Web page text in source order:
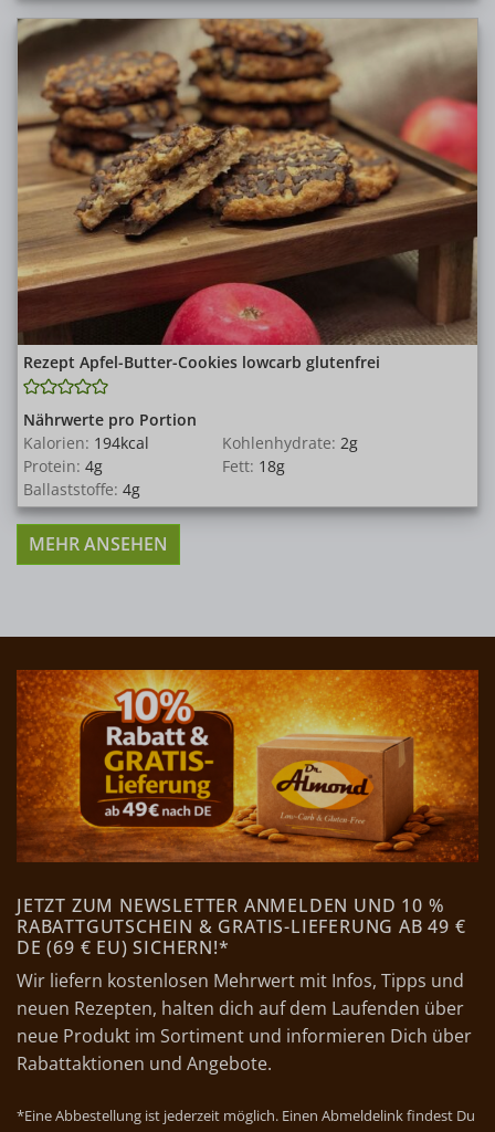
Rezept Apfel-Butter-Cookies lowcarb glutenfrei
Nährwerte pro Portion
Kalorien: 194kcal Kohlenhydrate: 2g
Protein: 4g Fett: 18g
Ballaststoffe: 4g
MEHR ANSEHEN
JETZT ZUM NEWSLETTER ANMELDEN UND 10 %
RABATTGUTSCHEIN & GRATIS-LIEFERUNG AB 49 €
DE (69 € EU) SICHERN!*
Wir liefern kostenlosen Mehrwert mit Infos, Tipps und
neuen Rezepten, halten dich auf dem Laufenden über
neue Produkt im Sortiment und informieren Dich über
Rabattaktionen und Angebote.
*Eine Abbestellung ist jederzeit möglich. Einen Abmeldelink findest Du